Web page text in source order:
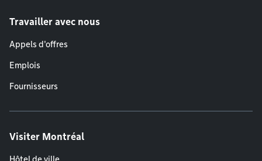
Travailler avec nous
Appels d'offres
Emplois
Fournisseurs
Visiter Montréal